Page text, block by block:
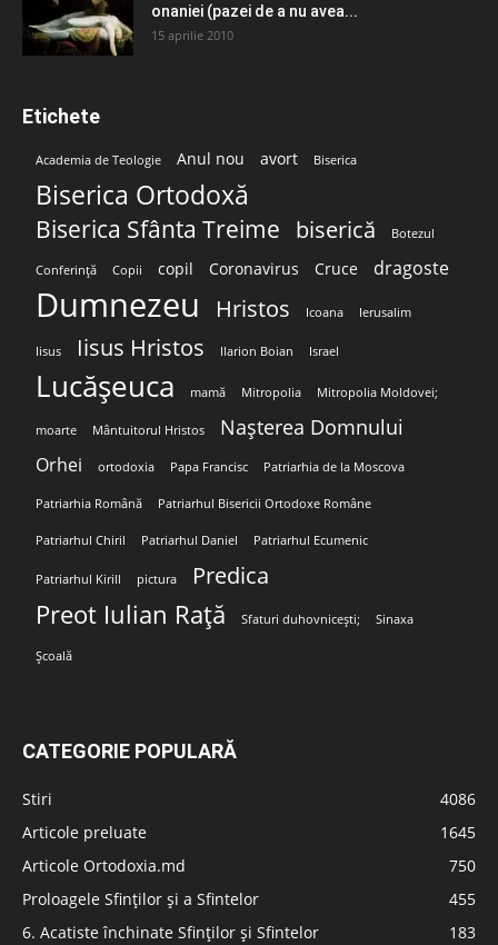
onaniei (pazei de a nu avea...
15 aprilie 2010
Etichete
Academia de Teologie Anul nou avort Biserica
Biserica Ortodoxă
Biserica Sfânta Treime biserică Botezul
Conferință Copii copil Coronavirus Cruce dragoste
Dumnezeu Hristos Icoana Ierusalim
Iisus Iisus Hristos Ilarion Boian Israel
Lucășeuca mamă Mitropolia Mitropolia Moldovei;
moarte Mântuitorul Hristos Nașterea Domnului
Orhei ortodoxia Papa Francisc Patriarhia de la Moscova
Patriarhia Română Patriarhul Bisericii Ortodoxe Române
Patriarhul Chiril Patriarhul Daniel Patriarhul Ecumenic
Patriarhul Kirill pictura Predica
Preot Iulian Rață Sfaturi duhovnicești; Sinaxa
Școală
CATEGORIE POPULARĂ
Stiri
4086
Articole preluate
1645
Articole Ortodoxia.md
750
Proloagele Sfinților și a Sfintelor
455
6. Acatiste închinate Sfinților și Sfintelor
183